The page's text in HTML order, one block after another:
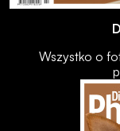
Wszystko o